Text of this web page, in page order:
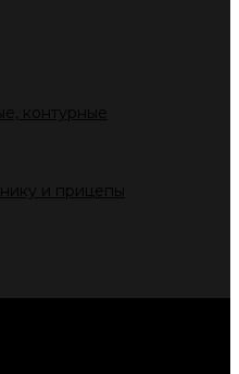
контурные
и прицепы